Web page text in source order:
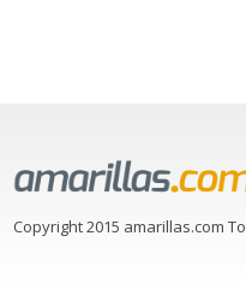
Copyright 2015 amarillas.com